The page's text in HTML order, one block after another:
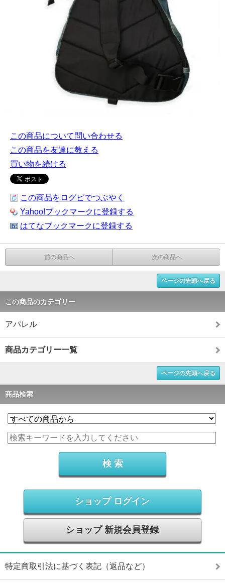
この商品について問い合わせる
この商品を友達に教える
買い物を続ける
この商品をログピでつぶやく
Yahoo!ブックマークに登録する
はてなブックマークに登録する
前の商品へ 次の商品へ
ページの先頭へ戻る
この商品のカテゴリー
アパレル
商品カテゴリー一覧
ページの先頭へ戻る
商品検索
ショップ ログイン
ショップ 新規会員登録
特定商取引法に基づく表記（返品など）